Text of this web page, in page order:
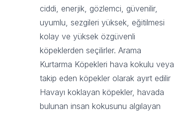
ciddi, enerjik, gözlemci, güvenilir,
uyumlu, sezgileri yüksek, eğitilmesi
kolay ve yüksek özgüvenli
köpeklerden seçilirler. Arama
Kurtarma Köpekleri hava kokulu veya
takip eden köpekler olarak ayırt edilir
Havayı koklayan köpekler, havada
bulunan insan kokusunu algılayan